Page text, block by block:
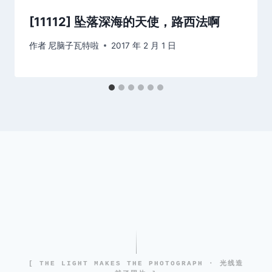
[11112] 坠落深海的天使，路西法啊
作者 尼脑子瓦特啦 2017 年 2 月 1 日
[ THE LIGHT MAKES THE PHOTOGRAPH · 光线造